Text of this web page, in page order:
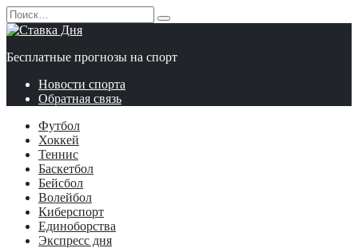
Перейти
к
содержанию
Search
for:
Бесплатные прогнозы на спорт
Новости спорта
Обратная связь
Футбол
Хоккей
Теннис
Баскетбол
Бейсбол
Волейбол
Киберспорт
Единоборства
Экспресс дня